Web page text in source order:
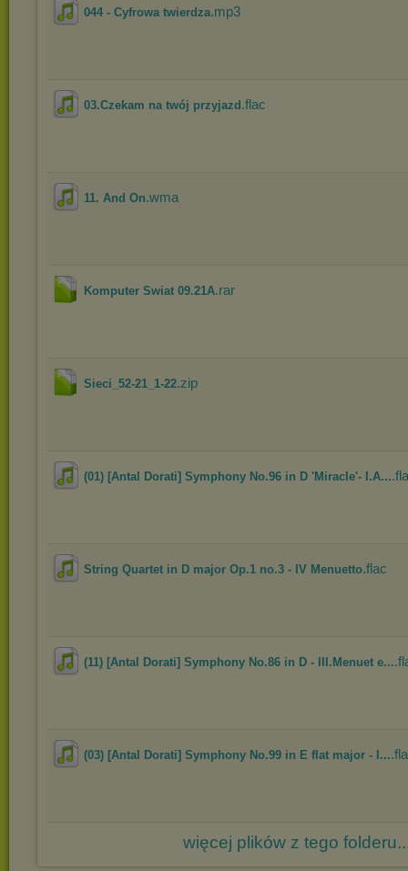
044 - Cyfrowa twierdza.mp3
03.Czekam na twój przyjazd .flac
11. And On.wma
Komputer Swiat 09.21A.rar
Sieci_52-21_1-22.zip
(01) [Antal Dorati] Symphony No.96 in D 'Miracle'- I.A...
String Quartet in D major Op.1 no.3 - IV Menuetto.flac
(11) [Antal Dorati] Symphony No.86 in D - III.Menuet e...
(03) [Antal Dorati] Symphony No.99 in E flat major - I...
więcej plików z tego